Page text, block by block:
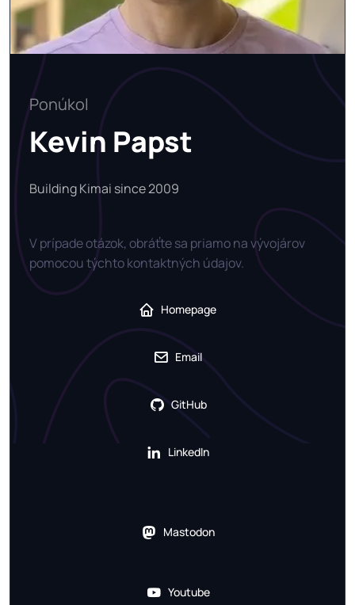
Ponúkol
Kevin Papst
Building Kimai since 2009
V prípade otázok, obráťte sa priamo na vývojárov
pomocou týchto kontaktných údajov.
Homepage
Email
GitHub
LinkedIn
Mastodon
Youtube